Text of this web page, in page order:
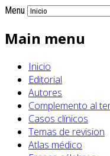
Menu
Main menu
Inicio
Editorial
Autores
Complemento al
Casos clínicos
Temas de revision
Atlas médico